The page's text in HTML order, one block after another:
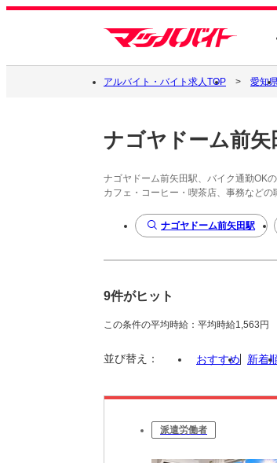
アルバイト・バイト求人TOP 愛知
ナゴヤドーム前
ナゴヤドーム前矢田駅、バイク通勤OKの
カフェ・コーヒー・喫茶店、事務など
ナゴヤドーム前矢田駅
9件がヒット
この条件の平均時給：平均時給1,563円
並び替え： おすすめ 新着
派遣労働者